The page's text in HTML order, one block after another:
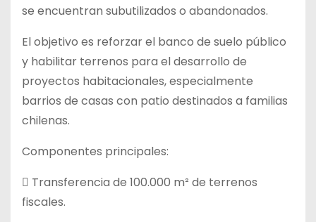
se encuentran subutilizados o abandonados.
El objetivo es reforzar el banco de suelo público
y habilitar terrenos para el desarrollo de
proyectos habitacionales, especialmente
barrios de casas con patio destinados a familias
chilenas.
Componentes principales:
 Transferencia de 100.000 m² de terrenos
fiscales.